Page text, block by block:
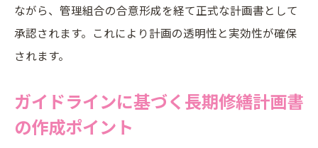
計画作成時に注意すべき長期修繕計画の落
とし穴
長期修繕計画標準様式エクセル活用のコツ
長期修繕計画標準様式エクセルの基本操作
法
エクセルを使った長期修繕計画書作成手順
ながら、管理組合の合意形成を経て正式な計画書として
承認されます。これにより計画の透明性と実効性が確保
されます。
ガイドラインに基づく長期修繕計画書
の作成ポイント